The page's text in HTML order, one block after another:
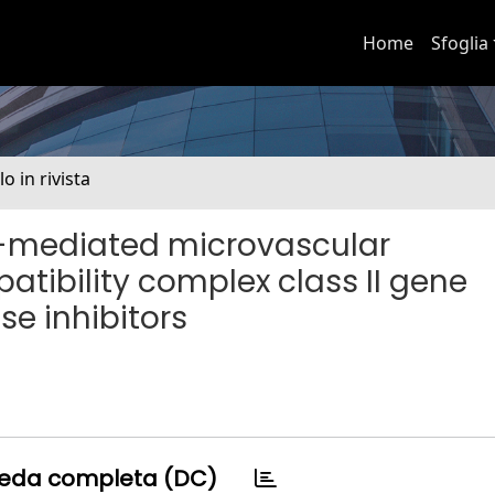
Home Sfoglia
in rivista
microvascular
complex class II gene
inhibitors
completa (DC)